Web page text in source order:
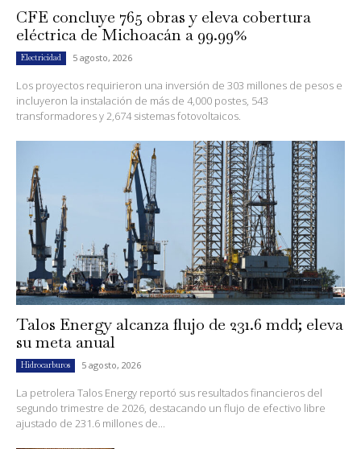
CFE concluye 765 obras y eleva cobertura
eléctrica de Michoacán a 99.99%
Electricidad 5 agosto, 2026
Los proyectos requirieron una inversión de 303 millones de pesos e
incluyeron la instalación de más de 4,000 postes, 543
transformadores y 2,674 sistemas fotovoltaicos.
Talos Energy alcanza flujo de 231.6 mdd; eleva
su meta anual
Hidrocarburos 5 agosto, 2026
La petrolera Talos Energy reportó sus resultados financieros del
segundo trimestre de 2026, destacando un flujo de efectivo libre
ajustado de 231.6 millones de...